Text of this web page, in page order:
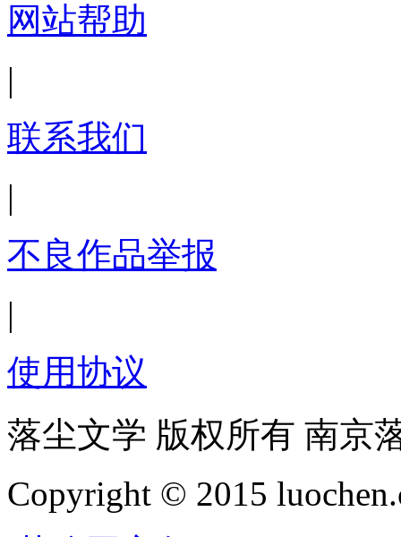
网站帮助
|
联系我们
|
不良作品举报
|
使用协议
落尘文学 版权所有 南京
Copyright © 2015